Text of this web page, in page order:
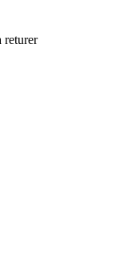
returer